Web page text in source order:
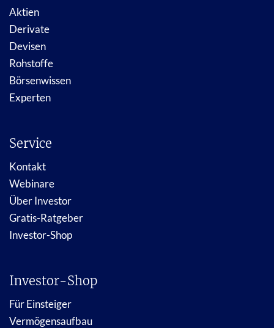
Aktien
Derivate
Devisen
Rohstoffe
Börsenwissen
Experten
Service
Kontakt
Webinare
Über Investor
Gratis-Ratgeber
Investor-Shop
Investor-Shop
Für Einsteiger
Vermögensaufbau